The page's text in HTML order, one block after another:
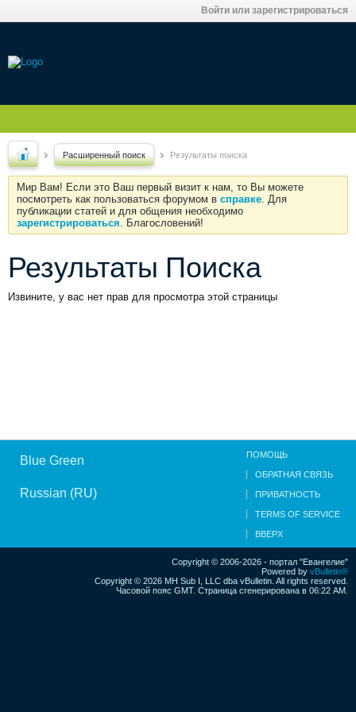
Войти или зарегистрироваться
Расширенный поиск Результаты поиска
Мир Вам! Если это Ваш первый визит к нам, то Вы можете
посмотреть как пользоваться форумом в справке. Для
публикации статей и для общения необходимо
зарегистрироваться. Благословений!
Результаты Поиска
Извините, у вас нет прав для просмотра этой страницы
Blue Green
Russian (RU)
ПОМОЩЬ
ОБРАТНАЯ СВЯЗЬ
ПРИВАТНОСТЬ
TERMS OF SERVICE
ВВЕРХ
Copyright © 2006-2026 - портал "Евангелие"
Powered by vBulletin®
Copyright © 2026 MH Sub I, LLC dba vBulletin. All rights reserved.
Часовой пояс GMT. Страница сгенерирована в 06:22 AM.